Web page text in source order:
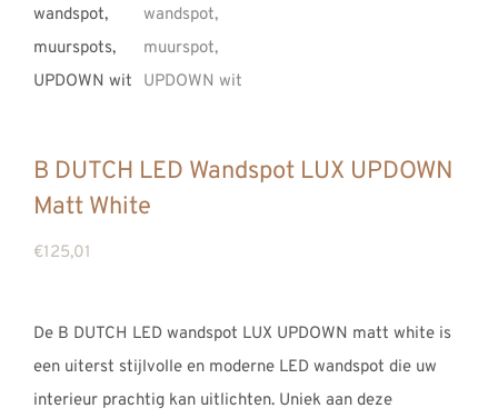
B DUTCH LED Wandspot LUX UPDOWN
Matt White
€125,01
De B DUTCH LED wandspot LUX UPDOWN matt white is
een uiterst stijlvolle en moderne LED wandspot die uw
interieur prachtig kan uitlichten. Uniek aan deze